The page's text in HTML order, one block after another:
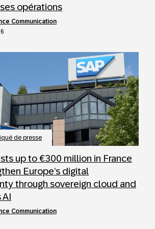
opérations
Communication
de presse
up to €300 million in France
Europe’s digital
through sovereign cloud and
AI
Communication